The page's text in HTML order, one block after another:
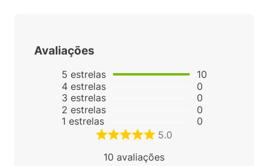
Avaliações
5 estrelas
4estrelas
3 estrelas
2 estrelas
1 estrelas
10
0
0
0
0
5.0
10 avaliações